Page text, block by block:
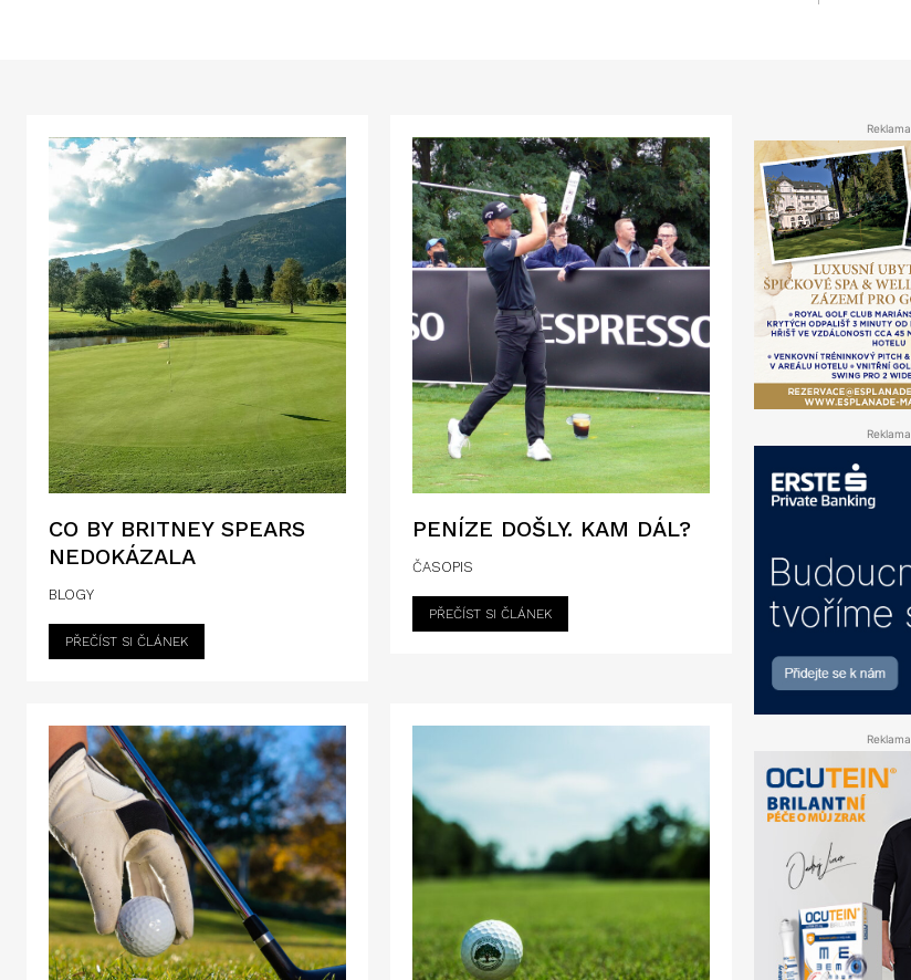
CO BY BRITNEY SPEARS
NEDOKÁZALA
BLOGY
PŘEČÍST SI ČLÁNEK
PENÍZE DOŠLY. KAM DÁL?
ČASOPIS
PŘEČÍST SI ČLÁNEK
Reklama
Reklama
Reklama